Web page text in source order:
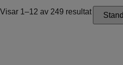
Visar 1–12 av 249 resultat